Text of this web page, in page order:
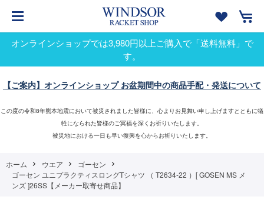
オンラインショップでは3,980円以上ご購入で「送料無料」で
す。
【ご案内】オンラインショップ お盆期間中の商品手配・発送について
この度の令和8年熊本地震において被災されました皆様に、心よりお見舞い申し上げますとともに犠
牲になられた皆様のご冥福を深くお祈りいたします。
被災地における一日も早い復興を心からお祈りいたします。
ホーム ウエア
ゴーセン
ゴーセン ユニプラクティスロングTシャツ （ T2634-22 ）[ GOSEN MS メ
ンズ ]26SS【メーカー取寄せ商品】